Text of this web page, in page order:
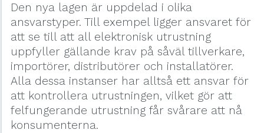
Den nya lagen är uppdelad i olika
ansvarstyper. Till exempel ligger ansvaret för
att se till att all elektronisk utrustning
uppfyller gällande krav på såväl tillverkare,
importörer, distributörer och installatörer.
Alla dessa instanser har alltså ett ansvar för
att kontrollera utrustningen, vilket gör att
felfungerande utrustning får svårare att nå
konsumenterna.